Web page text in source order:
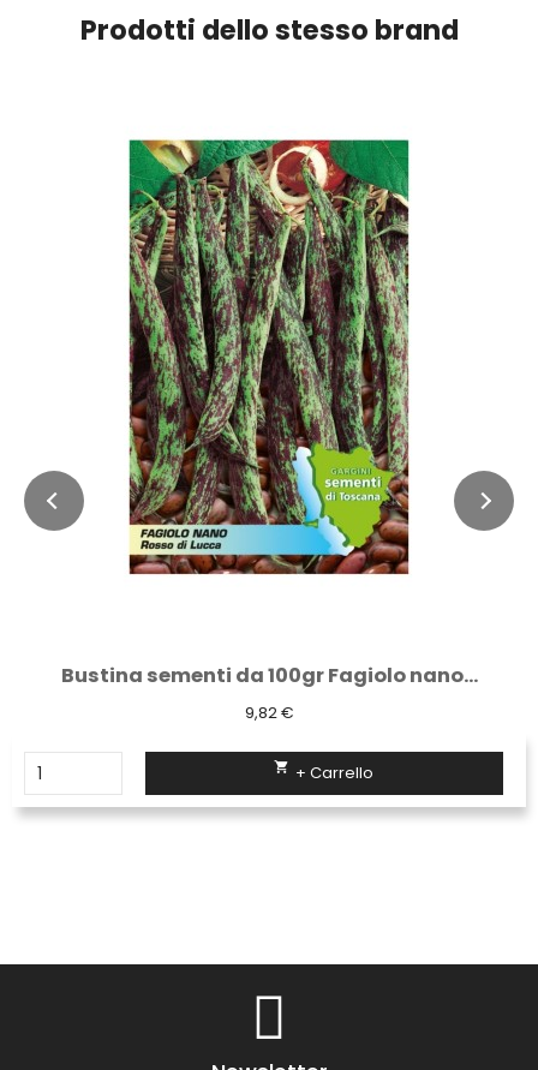
Prodotti dello stesso brand
Bustina sementi da 100gr Fagiolo nano...
9,82 €
 + Carrello